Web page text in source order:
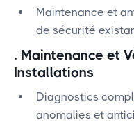
Maintenance et
de sécurité
. Maintenance et
Installations
Diagnostics
anomalies et